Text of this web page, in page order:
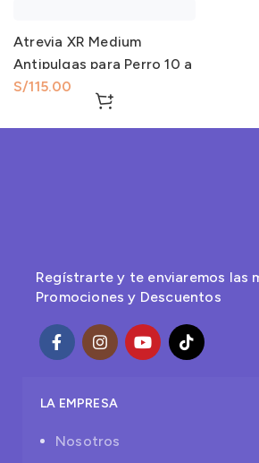
Atrevia XR Medium
Antipulgas para Perro 10 a
20Kg 1 Tableta
S/
Regístrarte y te enviaremos las
Promociones y Descuentos
LA EMPRESA
Nosotros